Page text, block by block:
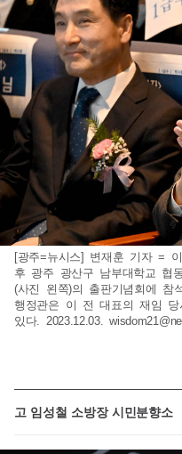
[광주=뉴시스] 변재훈 기자 =
후 광주 광산구 남부대학교 협
(사진 왼쪽)의 출판기념회에
행정관은 이 전 대표의 재임
있다. 2023.12.03.
고 임성철 소방장 시민분향소